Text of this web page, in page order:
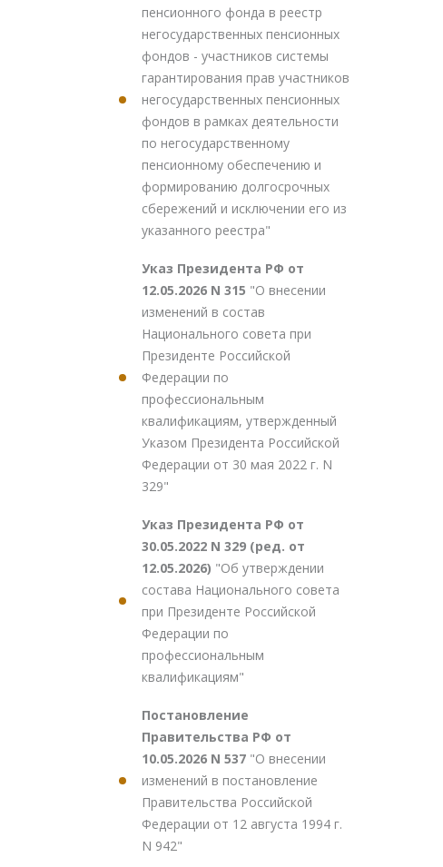
пенсионного фонда в реестр
негосударственных пенсионных
фондов - участников системы
гарантирования прав участников
негосударственных пенсионных
фондов в рамках деятельности
по негосударственному
пенсионному обеспечению и
формированию долгосрочных
сбережений и исключении его из
указанного реестра"
Указ Президента РФ от
12.05.2026 N 315 "О внесении
изменений в состав
Национального совета при
Президенте Российской
Федерации по
профессиональным
квалификациям, утвержденный
Указом Президента Российской
Федерации от 30 мая 2022 г. N
329"
Указ Президента РФ от
30.05.2022 N 329 (ред. от
12.05.2026) "Об утверждении
состава Национального совета
при Президенте Российской
Федерации по
профессиональным
квалификациям"
Постановление
Правительства РФ от
10.05.2026 N 537 "О внесении
изменений в постановление
Правительства Российской
Федерации от 12 августа 1994 г.
N 942"